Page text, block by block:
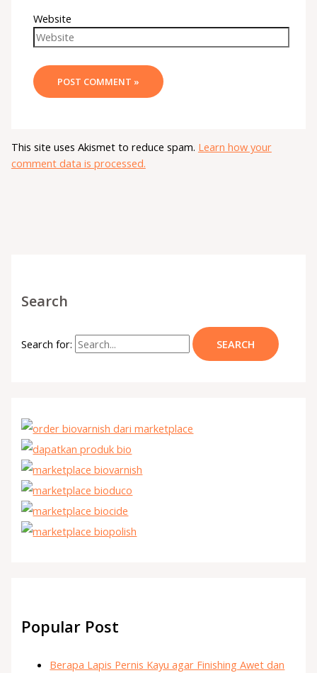
Website
This site uses Akismet to reduce spam. Learn how your
comment data is processed.
Search
Search for:
Popular Post
Berapa Lapis Pernis Kayu agar Finishing Awet dan